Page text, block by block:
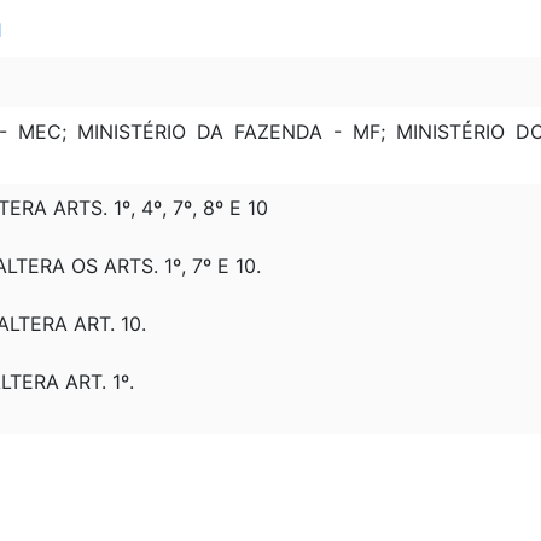
MEC; MINISTÉRIO DA FAZENDA - MF; MINISTÉRIO
ARTS. 1º, 4º, 7º, 8º E 10
OS ARTS. 1º, 7º E 10.
ART. 10.
ART. 1º.